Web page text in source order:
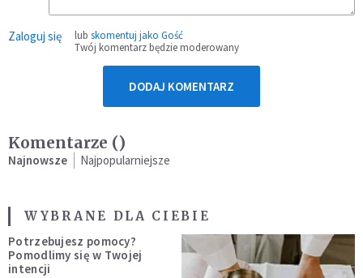
Zaloguj się lub skomentuj jako Gość
Twój komentarz będzie moderowany
DODAJ KOMENTARZ
Komentarze ()
Najnowsze Najpopularniejsze
WYBRANE DLA CIEBIE
Potrzebujesz pomocy?
Pomodlimy się w Twojej
intencji